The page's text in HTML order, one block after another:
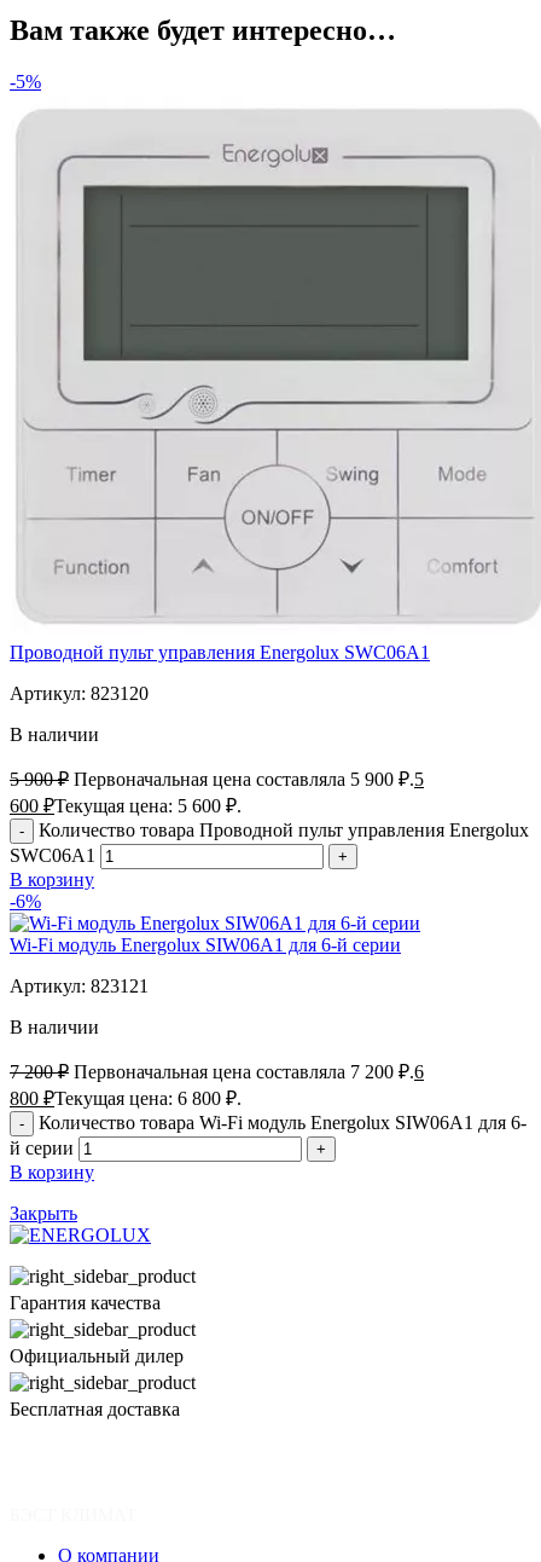
Вам также будет интересно…
-5%
Проводной пульт управления Energolux SWC06A1
Артикул: 823120
В наличии
5 900₽ Первоначальная цена составляла 5 900 ₽.5
600 ₽Текущая цена: 5 600 ₽.
Количество товара Проводной пульт управления Energolux
SWC06A1
В корзину
-6%
Wi-Fi модуль Energolux SIW06A1 для 6-й серии
Артикул: 823121
В наличии
7 200₽ Первоначальная цена составляла 7 200 ₽.6
800 ₽Текущая цена: 6 800 ₽.
Количество товара Wi-Fi модуль Energolux SIW06A1 для 6-
й серии
В корзину
Закрыть
Гарантия качества
Официальный дилер
Бесплатная доставка
О компании